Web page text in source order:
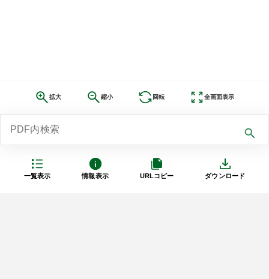
一覧表示 情報表示 URLコピー ダウンロード
拡大 縮小 回転 全画面表示